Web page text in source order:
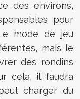
des environs,
pour
mode de jeu
mais le
des rondins
cela, il faudra
charger du